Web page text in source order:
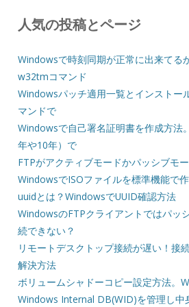
人気の投稿とページ
Windowsで時刻同期が正常に出来てる
w32tmコマンド
Windowsパッチ適用一覧とインストー
マンドで
Windowsで自己署名証明書を作成方法
年や10年）で
FTPがアクティブモードかパッシブモ
WindowsでISOファイルを標準機能で
uuidとは？WindowsでUUID確認方法
WindowsのFTPクライアントではパッ
続できない？
リモートデスクトップ接続が遅い！接
解決方法
ボリュームシャドーコピー設定方法。
Windows Internal DB(WID)を管理し中